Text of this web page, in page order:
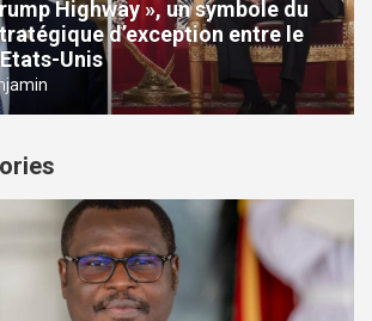
Highway », un symbole du
d’exception entre le
Unis